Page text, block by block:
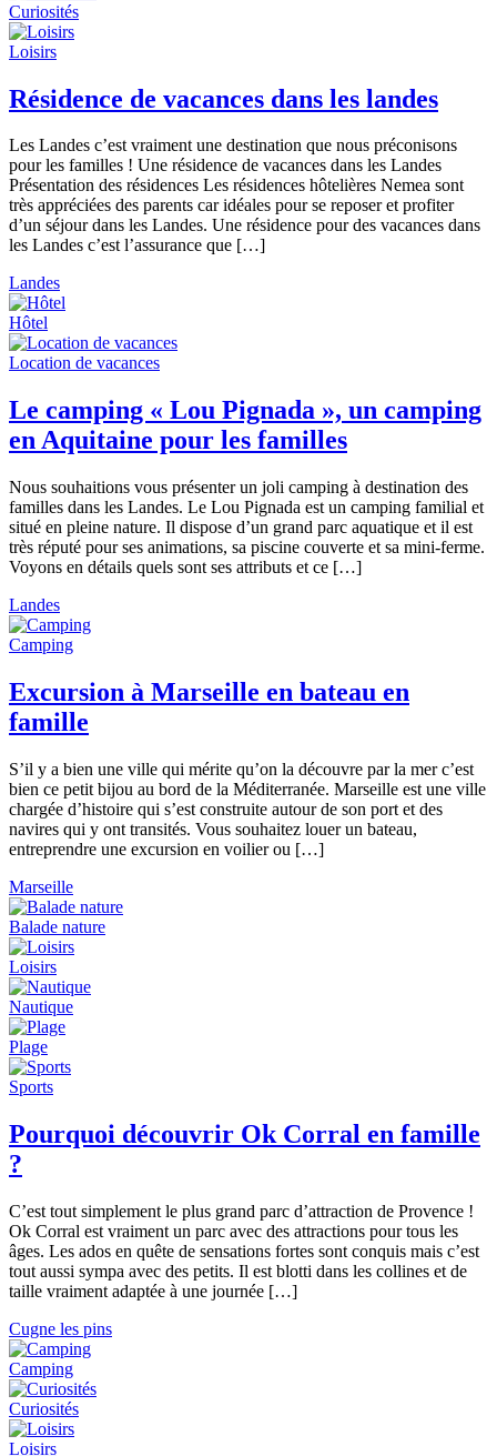
Curiosités
Loisirs
Résidence de vacances dans les landes
Les Landes c’est vraiment une destination que nous préconisons
pour les familles ! Une résidence de vacances dans les Landes
Présentation des résidences Les résidences hôtelières Nemea sont
très appréciées des parents car idéales pour se reposer et profiter
d’un séjour dans les Landes. Une résidence pour des vacances dans
les Landes c’est l’assurance que […]
Landes
Hôtel
Location de vacances
Le camping « Lou Pignada », un camping
en Aquitaine pour les familles
Nous souhaitions vous présenter un joli camping à destination des
familles dans les Landes. Le Lou Pignada est un camping familial et
situé en pleine nature. Il dispose d’un grand parc aquatique et il est
très réputé pour ses animations, sa piscine couverte et sa mini-ferme.
Voyons en détails quels sont ses attributs et ce […]
Landes
Camping
Excursion à Marseille en bateau en
famille
S’il y a bien une ville qui mérite qu’on la découvre par la mer c’est
bien ce petit bijou au bord de la Méditerranée. Marseille est une ville
chargée d’histoire qui s’est construite autour de son port et des
navires qui y ont transités. Vous souhaitez louer un bateau,
entreprendre une excursion en voilier ou […]
Marseille
Balade nature
Loisirs
Nautique
Plage
Sports
Pourquoi découvrir Ok Corral en famille
?
C’est tout simplement le plus grand parc d’attraction de Provence !
Ok Corral est vraiment un parc avec des attractions pour tous les
âges. Les ados en quête de sensations fortes sont conquis mais c’est
tout aussi sympa avec des petits. Il est blotti dans les collines et de
taille vraiment adaptée à une journée […]
Cugne les pins
Camping
Curiosités
Loisirs